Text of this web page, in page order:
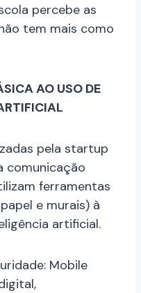
percebe as
tem mais como
AO USO DE
pela startup
comunicação
ferramentas
e murais) à
artificial.
Mobile